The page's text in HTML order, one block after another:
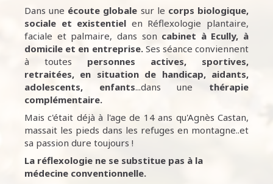
Dans une écoute globale sur le corps biologique,
sociale et existentiel en Réflexologie plantaire,
faciale et palmaire, dans son cabinet à Ecully, à
domicile et en entreprise.Ses séance conviennent
à toutes personnes
actives, sportives,
retraitées, en situation de handicap, aidants,
adolescents, enfants...dans une thérapie
complémentaire.
Mais c'était déjà à l'age de 14 ans qu'Agnès Castan,
massait les pieds dans les refuges en montagne..et
sa passion dure toujours !
La réflexologie ne se substitue pas à la
médecine conventionnelle.